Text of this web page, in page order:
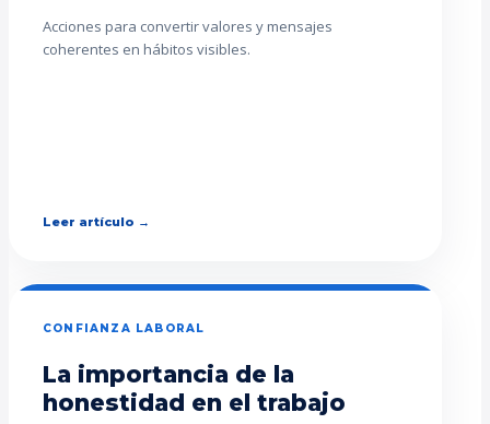
Acciones para convertir valores y mensajes
coherentes en hábitos visibles.
Leer artículo →
CONFIANZA LABORAL
La importancia de la
honestidad en el trabajo